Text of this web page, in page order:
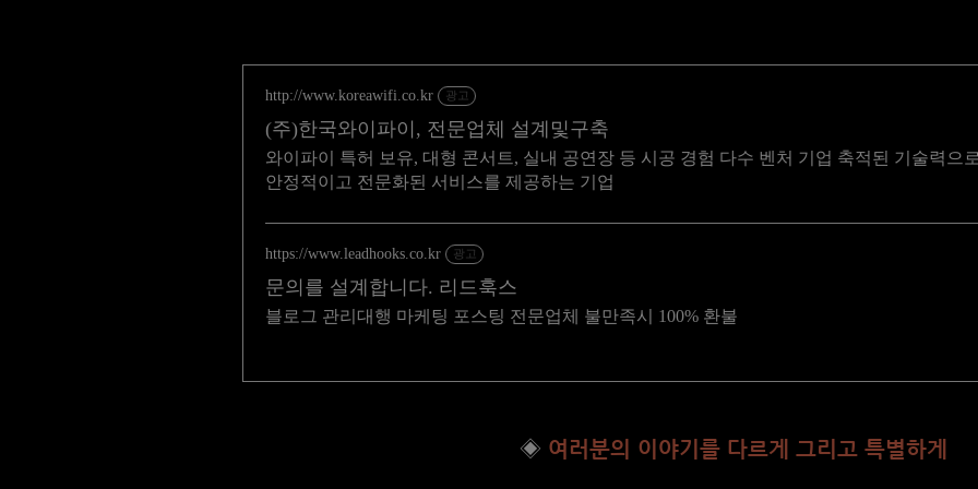
http://www.koreawifi.co.kr 광고
(주)한국와이파이, 전문업체 설계및구축
와이파이 특허 보유, 대형 콘서트, 실내 공연장 등 시공 경험 다수 벤처 기업 축적된 기술력으
안정적이고 전문화된 서비스를 제공하는 기업
https://www.leadhooks.co.kr 광고
문의를 설계합니다. 리드훅스
블로그 관리대행 마케팅 포스팅 전문업체 불만족시 100% 환불
◈ 여러분의 이야기를 다르게 그리고 특별하게